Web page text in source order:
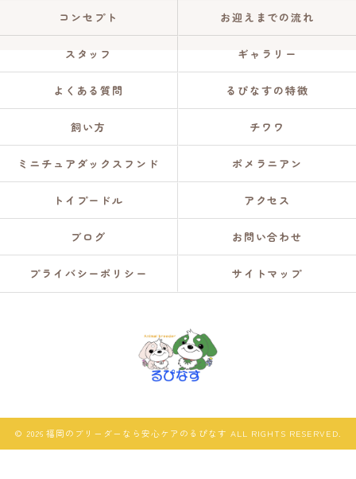
コンセプト お迎えまでの流れ
スタッフ ギャラリー
よくある質問 るぴなすの特徴
飼い方 チワワ
ミニチュアダックスフンド ポメラニアン
トイプードル アクセス
ブログ お問い合わせ
プライバシーポリシー サイトマップ
© 2026 福岡のブリーダーなら安心ケアのるぴなす ALL RIGHTS RESERVED.